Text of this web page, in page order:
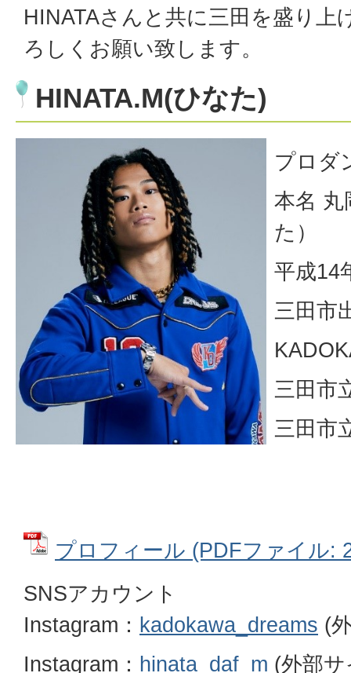
HINATAさんと共に三田を盛り上
ろしくお願い致します。
HINATA.M(ひなた)
プロダ
本名 丸
た）
平成14
三田市
三田市
三田市
プロフィール (PDFファイル:
SNSアカウント
Instagram： kadokawa_dreams (
Instagram： hinata_daf_m (外部